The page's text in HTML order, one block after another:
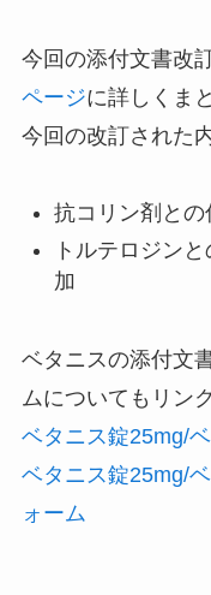
今回の添付文書改
ページに詳しくま
今回の改訂された
抗コリン剤と
トルテロジン
加
ベタニスの添付文
ムについてもリン
ベタニス錠25mg/
ベタニス錠25mg/
ォーム